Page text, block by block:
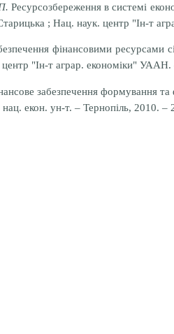
Ресурсозбереження в системі
; Нац. наук. центр "Ін-т
фінансовими ресурсами
"Ін-т аграр. економіки"
забезпечення формування
екон. ун-т. – Тернопіль, 2010. –